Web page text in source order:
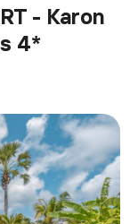
- Karon
4*